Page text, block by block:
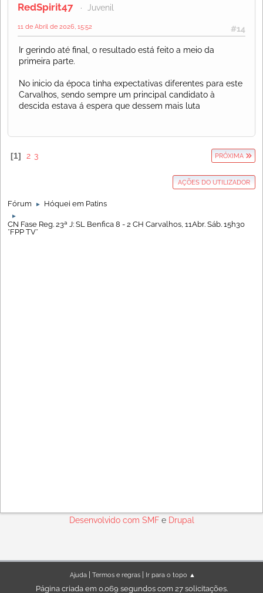
RedSpirit47 Juvenil
#14
11 de Abril de 2026, 15:52
Ir gerindo até final, o resultado está feito a meio da
primeira parte.
No inicio da época tinha expectativas diferentes para este
Carvalhos, sendo sempre um principal candidato à
descida estava á espera que dessem mais luta
1 2 3 PRÓXIMA
AÇÕES DO UTILIZADOR
Fórum ► Hóquei em Patins
►
CN Fase Reg. 23ª J: SL Benfica 8 - 2 CH Carvalhos, 11Abr. Sáb. 15h30
*FPP TV*
Desenvolvido com SMFe Drupal
Ajuda| Termos e regras| Ir para o topo ▲
Página criada em 0.069 segundos com 27 solicitações.